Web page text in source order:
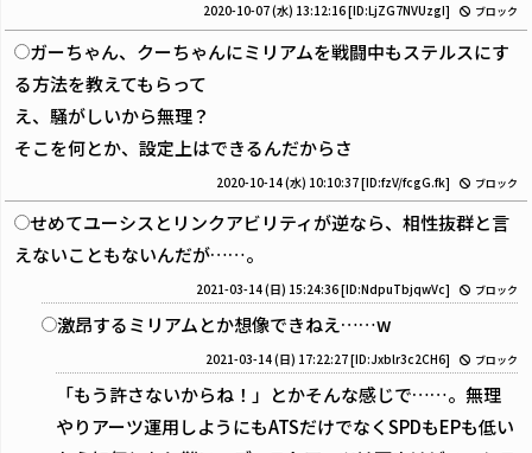
2020-10-07 (水) 13:12:16[ID:LjZG7NVUzgI] ブロック
ガーちゃん、クーちゃんにミリアムを戦闘中もステルスにす
る方法を教えてもらって
え、騒がしいから無理？
そこを何とか、設定上はできるんだからさ
2020-10-14 (水) 10:10:37[ID:fzV/fcgG.fk] ブロック
せめてユーシスとリンクアビリティが逆なら、相性抜群と言
えないこともないんだが……。
2021-03-14 (日) 15:24:36[ID:NdpuTbjqwVc] ブロック
激昂するミリアムとか想像できねえ……w
2021-03-14 (日) 17:22:27[ID:Jxblr3c2CH6] ブロック
「もう許さないからね！」とかそんな感じで……。無理
やりアーツ運用しようにもATSだけでなくSPDもEPも低い